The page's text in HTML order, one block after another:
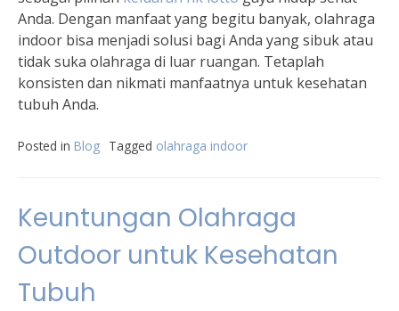
Anda. Dengan manfaat yang begitu banyak, olahraga
indoor bisa menjadi solusi bagi Anda yang sibuk atau
tidak suka olahraga di luar ruangan. Tetaplah
konsisten dan nikmati manfaatnya untuk kesehatan
tubuh Anda.
Posted in Blog Tagged olahraga indoor
Keuntungan Olahraga
Outdoor untuk Kesehatan
Tubuh